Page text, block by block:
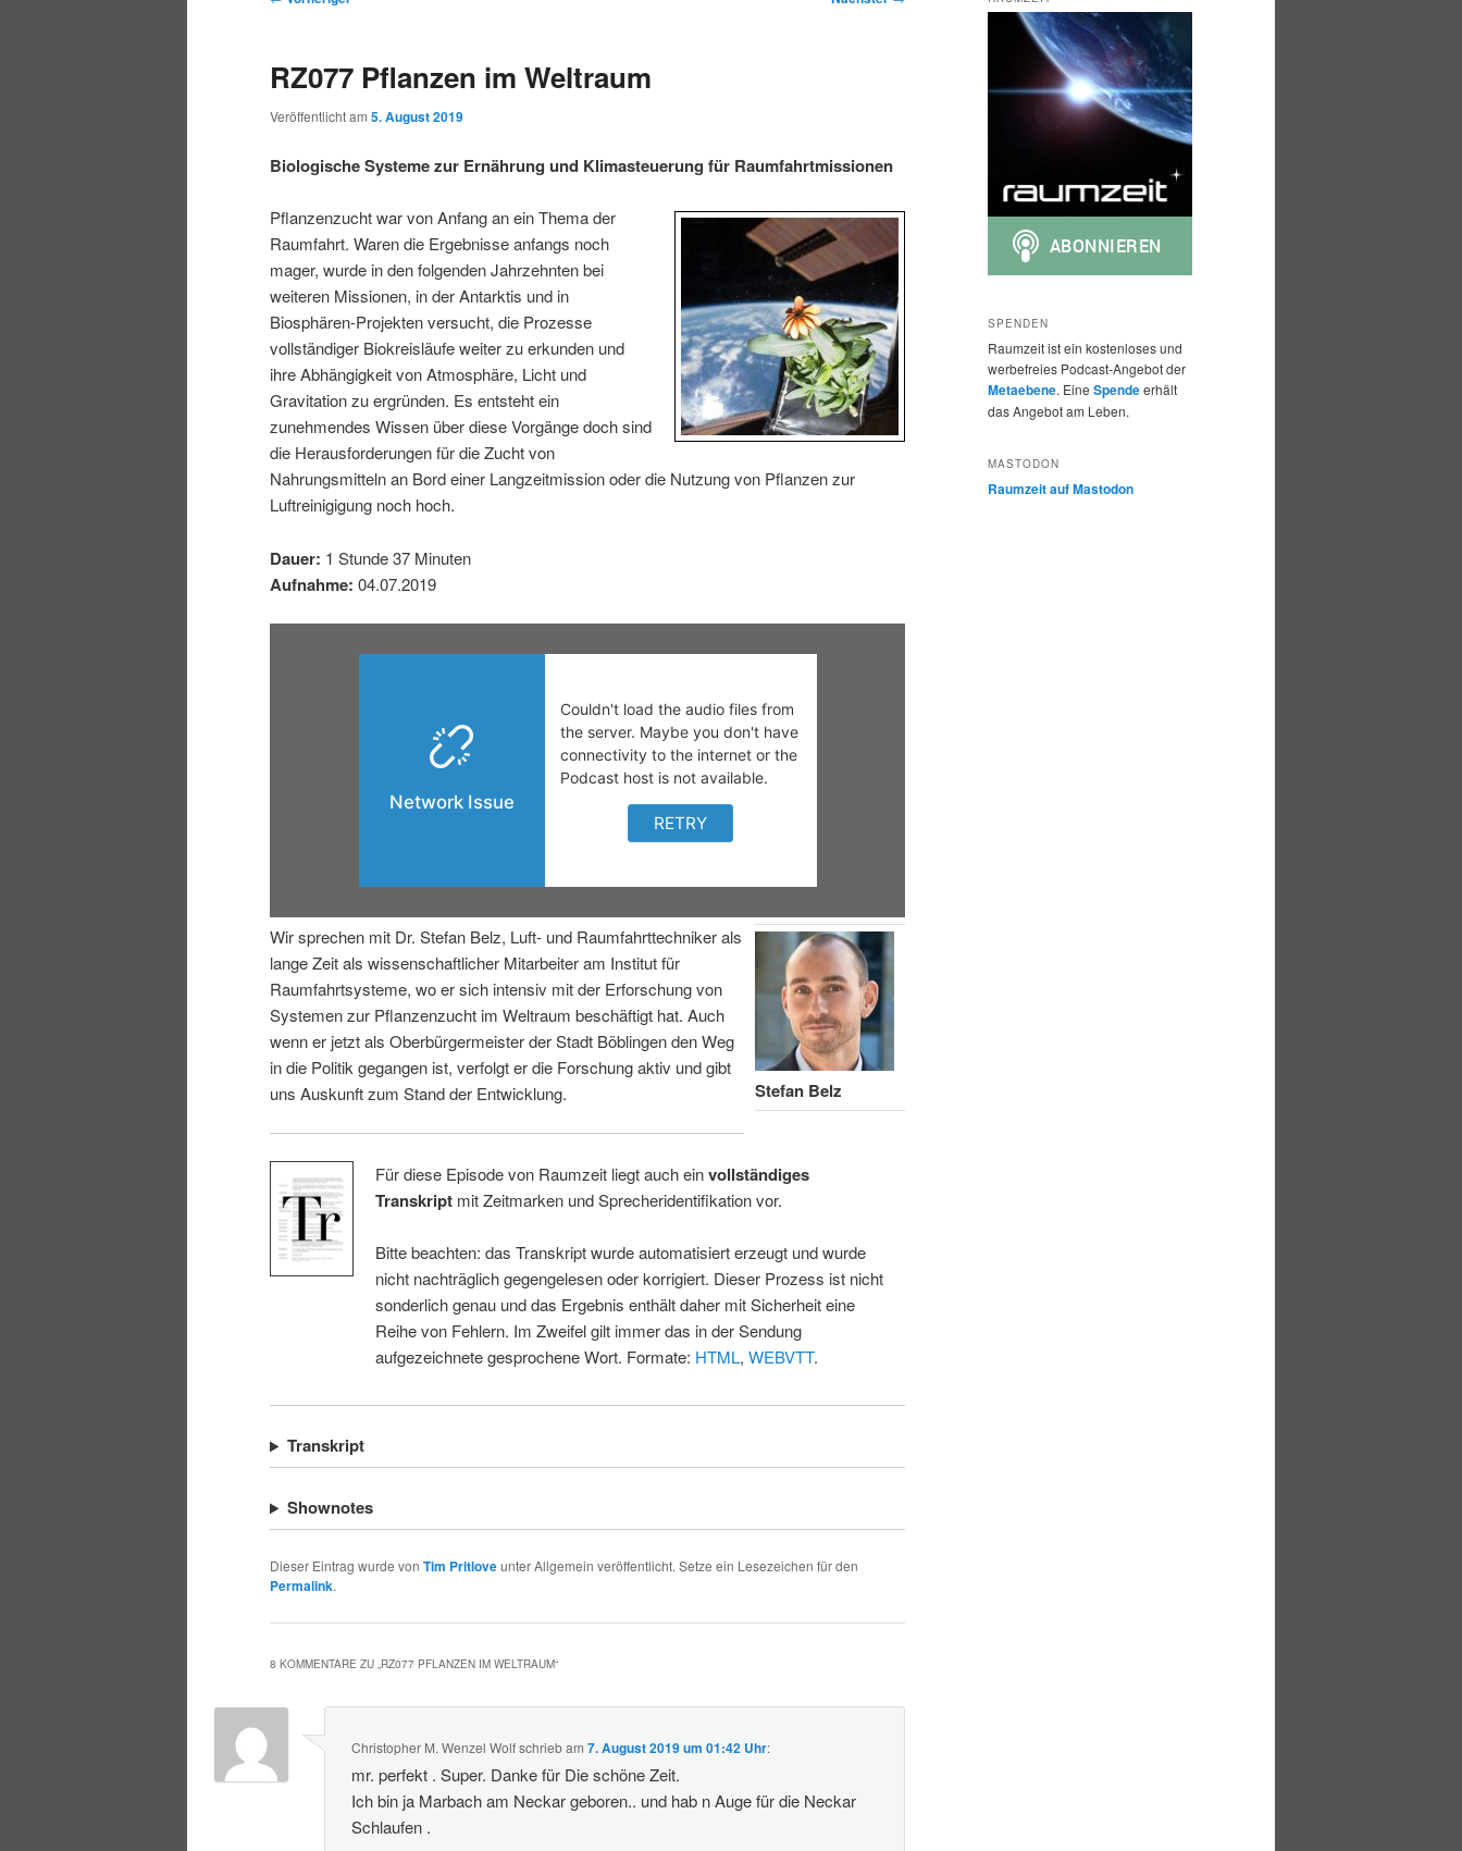
p
m
ä
r
e
n
I
n
h
r
i
n
g
e
n
s
u
n
d
ä
r
e
n
I
s
p
r
i
n
g
e
t
a
s
a
v
i
g
a
t
i
o
n
RZ077 Pflanzen im Weltraum
Veröffentlicht am 5. August 2019
Biologische Systeme zur Ernährung und Klimasteuerung für Raumfahrtmissionen
Pflanzenzucht war von Anfang an ein Thema der
Raumfahrt. Waren die Ergebnisse anfangs noch
mager, wurde in den folgenden Jahrzehnten bei
weiteren Missionen, in der Antarktis und in
Biosphären-Projekten versucht, die Prozesse
vollständiger Biokreisläufe weiter zu erkunden und
ihre Abhängigkeit von Atmosphäre, Licht und
Gravitation zu ergründen. Es entsteht ein
zunehmendes Wissen über diese Vorgänge doch sind
die Herausforderungen für die Zucht von
Nahrungsmitteln an Bord einer Langzeitmission oder die Nutzung von Pflanzen zur
Luftreinigigung noch hoch.
Dauer: 1 Stunde 37 Minuten
Aufnahme: 04.07.2019
Stefan Belz
Wir sprechen mit Dr. Stefan Belz, Luft- und Raumfahrttechniker als
lange Zeit als wissenschaftlicher Mitarbeiter am Institut für
Raumfahrtsysteme, wo er sich intensiv mit der Erforschung von
Systemen zur Pflanzenzucht im Weltraum beschäftigt hat. Auch
wenn er jetzt als Oberbürgermeister der Stadt Böblingen den Weg
in die Politik gegangen ist, verfolgt er die Forschung aktiv und gibt
uns Auskunft zum Stand der Entwicklung.
Für diese Episode von Raumzeit liegt auch einvollständiges
Transkriptmit Zeitmarken und Sprecheridentifikation vor.
Bitte beachten: das Transkript wurde automatisiert erzeugt und wurde
nicht nachträglich gegengelesen oder korrigiert. Dieser Prozess ist nicht
sonderlich genau und das Ergebnis enthält daher mit Sicherheit eine
Reihe von Fehlern. Im Zweifel gilt immer das in der Sendung
aufgezeichnete gesprochene Wort. Formate: HTML, WEBVTT.
Transkript
Shownotes
Dieser Eintrag wurde von Tim Pritloveunter Allgemein veröffentlicht. Setze ein Lesezeichen für den
Permalink.
8 KOMMENTARE ZU „RZ077 PFLANZEN IM WELTRAUM“
Christopher M. Wenzel Wolfschriebam7. August 2019 um 01:42 Uhr:
mr. perfekt . Super. Danke für Die schöne Zeit.
Ich bin ja Marbach am Neckar geboren.. und hab n Auge für die Neckar
Schlaufen .
SPENDEN
Raumzeit ist ein kostenloses und
werbefreies Podcast-Angebot der
Metaebene. Eine Spendeerhält
das Angebot am Leben.
MASTODON
Raumzeit auf Mastodon